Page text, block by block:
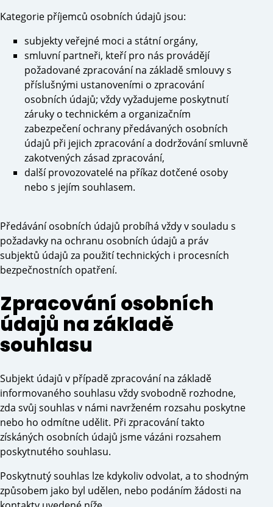
Kategorie příjemců osobních údajů jsou:
subjekty veřejné moci a státní orgány,
smluvní partneři, kteří pro nás provádějí
požadované zpracování na základě smlouvy s
příslušnými ustanoveními o zpracování
osobních údajů; vždy vyžadujeme poskytnutí
záruky o technickém a organizačním
zabezpečení ochrany předávaných osobních
údajů při jejich zpracování a dodržování smluvně
zakotvených zásad zpracování,
další provozovatelé na příkaz dotčené osoby
nebo s jejím souhlasem.
Předávání osobních údajů probíhá vždy v souladu s
požadavky na ochranu osobních údajů a práv
subjektů údajů za použití technických i procesních
bezpečnostních opatření.
Zpracování osobních
údajů na základě
souhlasu
Subjekt údajů v případě zpracování na základě
informovaného souhlasu vždy svobodně rozhodne,
zda svůj souhlas v námi navrženém rozsahu poskytne
nebo ho odmítne udělit. Při zpracování takto
získáných osobních údajů jsme vázáni rozsahem
poskytnutého souhlasu.
Poskytnutý souhlas lze kdykoliv odvolat, a to shodným
způsobem jako byl udělen, nebo podáním žádosti na